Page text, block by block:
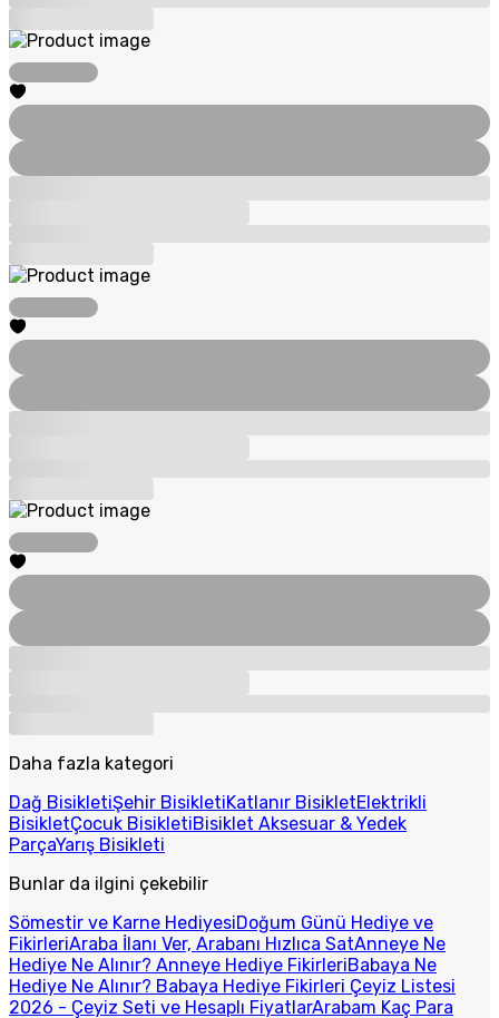
Daha fazla kategori
Dağ BisikletiŞehir BisikletiKatlanır BisikletElektrikli
BisikletÇocuk BisikletiBisiklet Aksesuar & Yedek
ParçaYarış Bisikleti
Bunlar da ilgini çekebilir
Sömestir ve Karne HediyesiDoğum Günü Hediye ve
FikirleriAraba İlanı Ver, Arabanı Hızlıca SatAnneye Ne
Hediye Ne Alınır? Anneye Hediye FikirleriBabaya Ne
Hediye Ne Alınır? Babaya Hediye Fikirleri Çeyiz Listesi
2026 - Çeyiz Seti ve Hesaplı FiyatlarArabam Kaç Para